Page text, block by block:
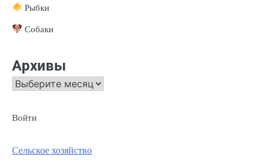
Рыбки
Собаки
Архивы
Архивы
Войти
Сельское хозяйство